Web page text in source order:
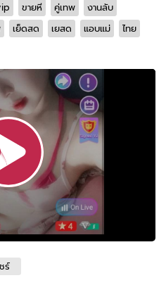
ขายหี คู่เทพ
งานลับ
เย็ดสด เยสด แอบแม่
ไทย
ร์